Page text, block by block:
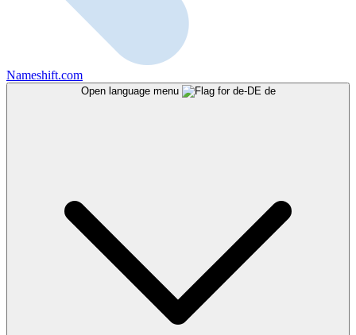
Nameshift.com
Open language menu de